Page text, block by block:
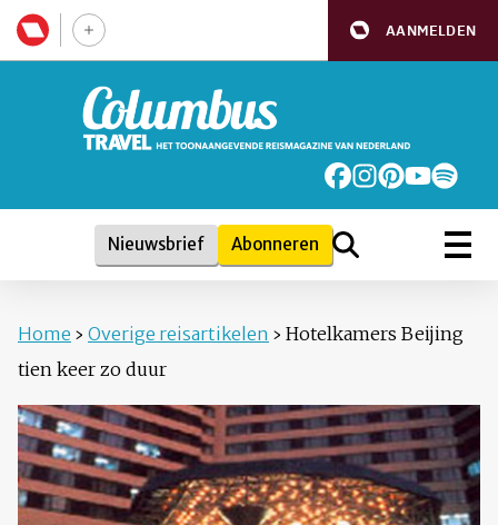
AANMELDEN
Nieuwsbrief Abonneren
Home › Overige reisartikelen › Hotelkamers Beijing
tien keer zo duur